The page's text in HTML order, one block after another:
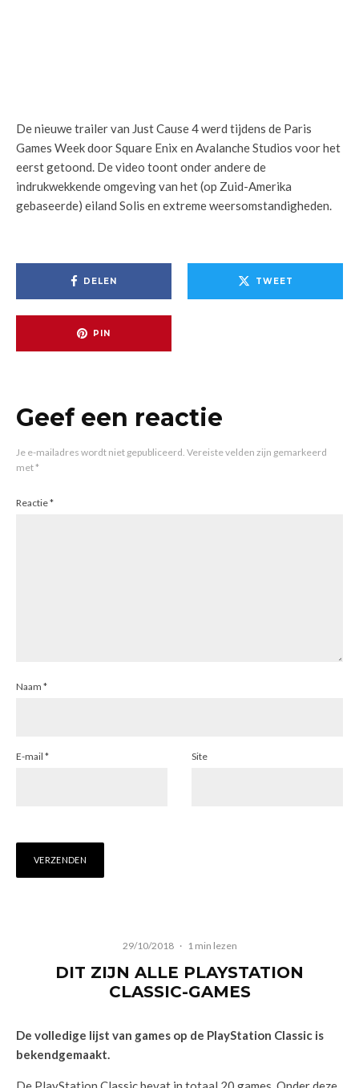
De nieuwe trailer van Just Cause 4 werd tijdens de Paris
Games Week door Square Enix en Avalanche Studios voor het
eerst getoond. De video toont onder andere de
indrukwekkende omgeving van het (op Zuid-Amerika
gebaseerde) eiland Solis en extreme weersomstandigheden.
DELEN TWEET
PIN
Geef een reactie
Je e-mailadres wordt niet gepubliceerd. Vereiste velden zijn gemarkeerd
met*
Reactie*
Naam *
E-mail * Site
29/10/2018 · 1 min lezen
DIT ZIJN ALLE PLAYSTATION
CLASSIC-GAMES
De volledige lijst van games op de PlayStation Classic is
bekendgemaakt.